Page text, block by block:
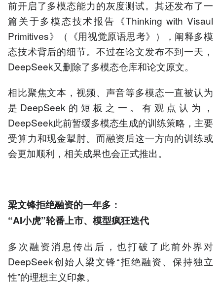
前开启了多模态能力的灰度测试。其还发布了一
篇关于多模态技术报告《Thinking with Visaul
Primitives》（《用视觉原语思考》），阐释多模
态技术背后的细节。不过在论文发布不到一天，
DeepSeek又删除了多模态仓库和论文原文。
相比聚焦文本，视频、声音等多模态一直被认为
是DeepSeek的短板之一。有观点认为，
DeepSeek此前暂缓多模态生成的训练策略，主要
受算力和现金掣肘。而融资后这一方向的训练或
会更加顺利，相关成果也会正式推出。
梁文锋拒绝融资的一年多：
“AI小虎”轮番上市、模型疯狂迭代
多次融资消息传出后，也打破了此前外界对
DeepSeek创始人梁文锋“拒绝融资、保持独立
性”的理想主义印象。